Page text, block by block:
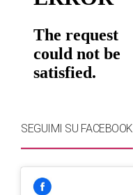
SEGUIMI SU FACEBOOK